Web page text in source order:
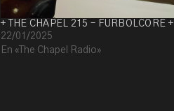
+ THE CHAPEL 215 – FURBOLCORE +
22/01/2025
En «The Chapel Radio»